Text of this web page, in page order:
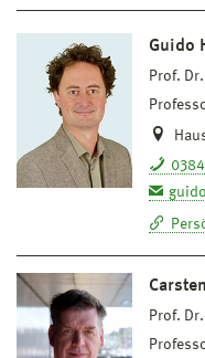
Guido
Prof.
Prof.